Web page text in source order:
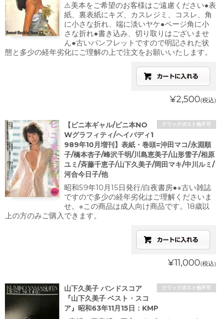
⚠️美本をご希望のお客様はご遠慮ください●表
紙、裏表紙にキズ、カスレジミ、コスレ、角
に小さな折れ、端に淡いヤケ●ページ角に小
さな折れ●書き込み、切り取りはございませ
ん●古いパンフレットですので明記された状
態と多少の経年劣化にご理解の上で注文をお願いいたします。
¥2,500(税込)
クリックポスト他不可
【ビニ本ギャル/ビニ本NO
Wグラフィティ/ヘイバディ1
989年10月増刊】表紙・巻頭=沖田マコ/永淵順
子/橋本杏子/峰沢千明/川島恵美子/山形雪子/相原
ユミ/斉藤千恵子/山下久美子/岡田マキ/中川ルミ/
河合今日子/他
昭和59年10月15日発行/白夜書房●※古い雑誌
ですので多少の経年劣化はご理解くださいま
せ。※この商品は成人向け商品です。18歳以
上の方のみご購入できます。
¥11,000(税込)
クリックポスト他不可
山下久美子 バンドスコア
『山下久美子 ベスト・スコ
ア』昭和63年11月15日：KMP